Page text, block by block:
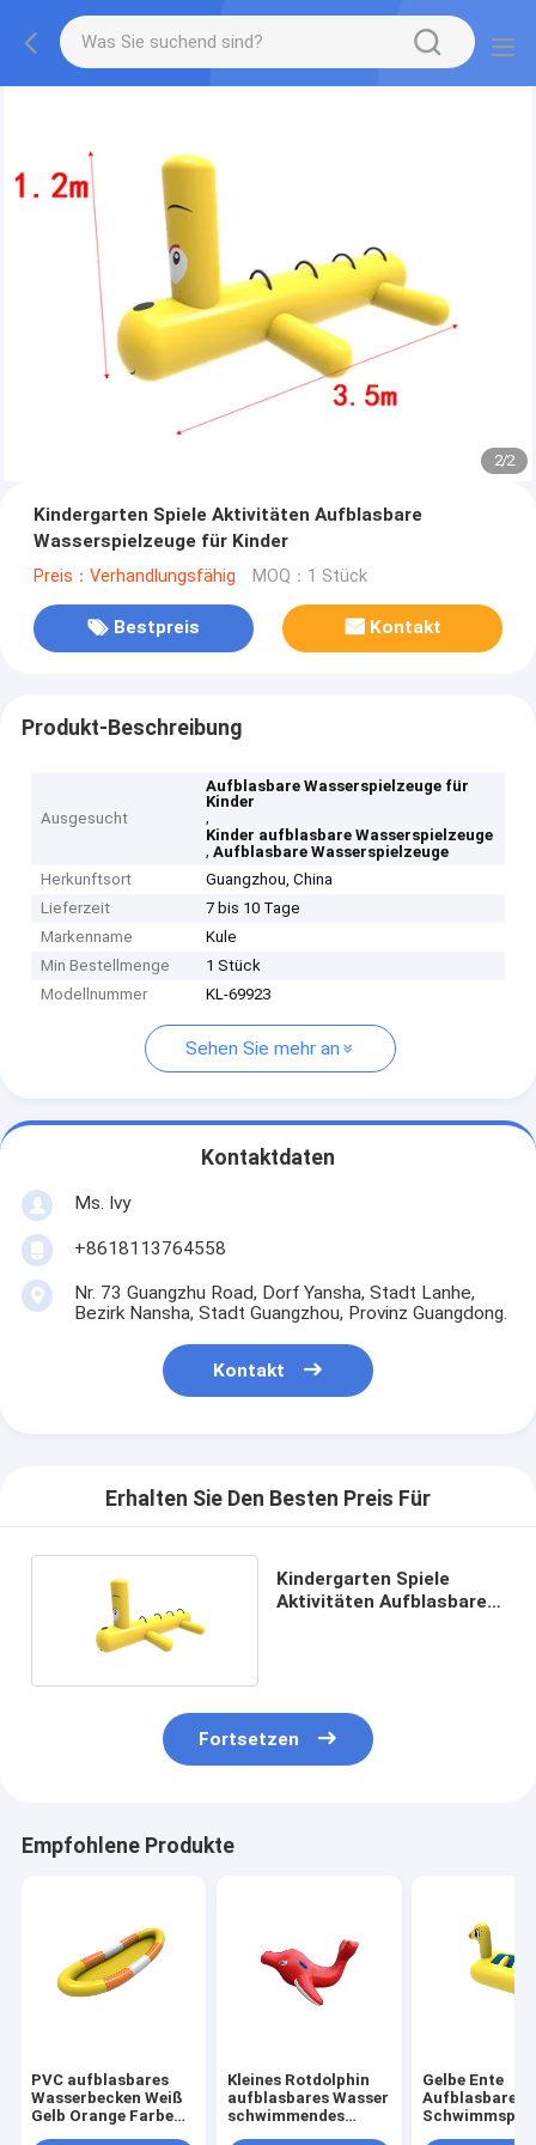
2/2
Kindergarten Spiele Aktivitäten Aufblasbare
Wasserspielzeuge für Kinder
Preis：Verhandlungsfähig MOQ：1 Stück
Bestpreis Kontakt
Produkt-Beschreibung
Ausgesucht
Aufblasbare Wasserspielzeuge für
Kinder
,
Kinder aufblasbare Wasserspielzeuge
,Aufblasbare Wasserspielzeuge
Herkunftsort
Guangzhou, China
Lieferzeit
7 bis 10 Tage
Markenname
Kule
Min Bestellmenge
1 Stück
Modellnummer
KL-69923
Sehen Sie mehr an
Kontaktdaten
Ms. Ivy
+8618113764558
Nr. 73 Guangzhu Road, Dorf Yansha, Stadt Lanhe,
Bezirk Nansha, Stadt Guangzhou, Provinz Guangdong.
Kontakt
Erhalten Sie Den Besten Preis Für
Kindergarten Spiele
Aktivitäten Aufblasbare
Fortsetzen
Empfohlene Produkte
PVC aufblasbares
Wasserbecken Weiß
Gelb Orange Farbe
Kleines Rotdolphin
aufblasbares Wasser
schwimmendes
Gelbe Ente
Aufblasbare